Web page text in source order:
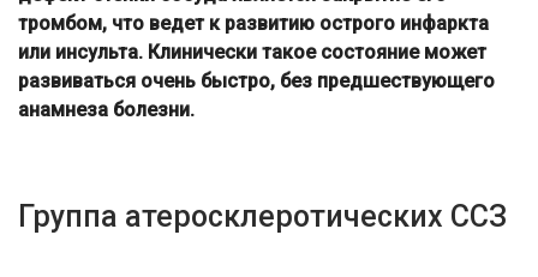
тромбом, что ведет к развитию острого инфаркта
или инсульта. Клинически такое состояние может
развиваться очень быстро, без предшествующего
анамнеза болезни.
Группа атеросклеротических ССЗ